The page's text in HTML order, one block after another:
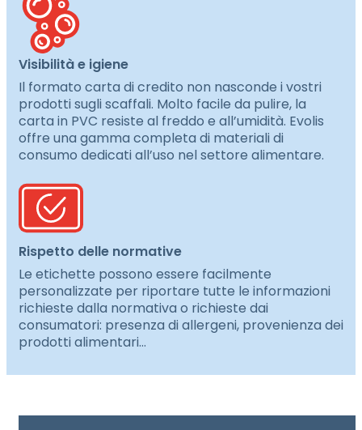
Visibilità e igiene
Il formato carta di credito non nasconde i vostri
prodotti sugli scaffali. Molto facile da pulire, la
carta in PVC resiste al freddo e all’umidità. Evolis
offre una gamma completa di materiali di
consumo dedicati all’uso nel settore alimentare.
Rispetto delle normative
Le etichette possono essere facilmente
personalizzate per riportare tutte le informazioni
richieste dalla normativa o richieste dai
consumatori: presenza di allergeni, provenienza dei
prodotti alimentari…